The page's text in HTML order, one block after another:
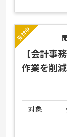
【会計事
作業を削減
対象